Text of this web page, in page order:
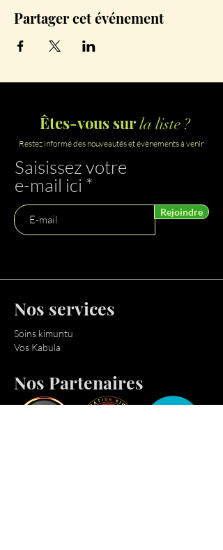
Partager cet événement
Êtes-vous surla liste ?
Restez informé des nouveautés et évènements à venir
Saisissez votre
e-mail ici
Rejoindre
Nos services
Soins kimuntu
Vos Kabula
Nos Partenaires